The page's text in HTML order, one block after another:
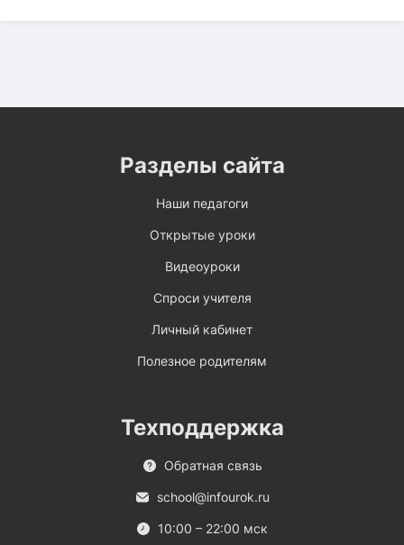
Разделы сайта
Наши педагоги
Открытые уроки
Видеоуроки
Спроси учителя
Личный кабинет
Полезное родителям
Техподдержка
Обратная связь
school@infourok.ru
10:00 – 22:00 мск